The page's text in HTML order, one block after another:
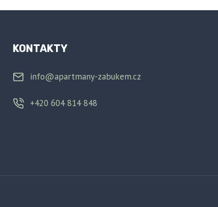
KONTAKTY
info@apartmany-zabukem.cz
+420 604 814 848